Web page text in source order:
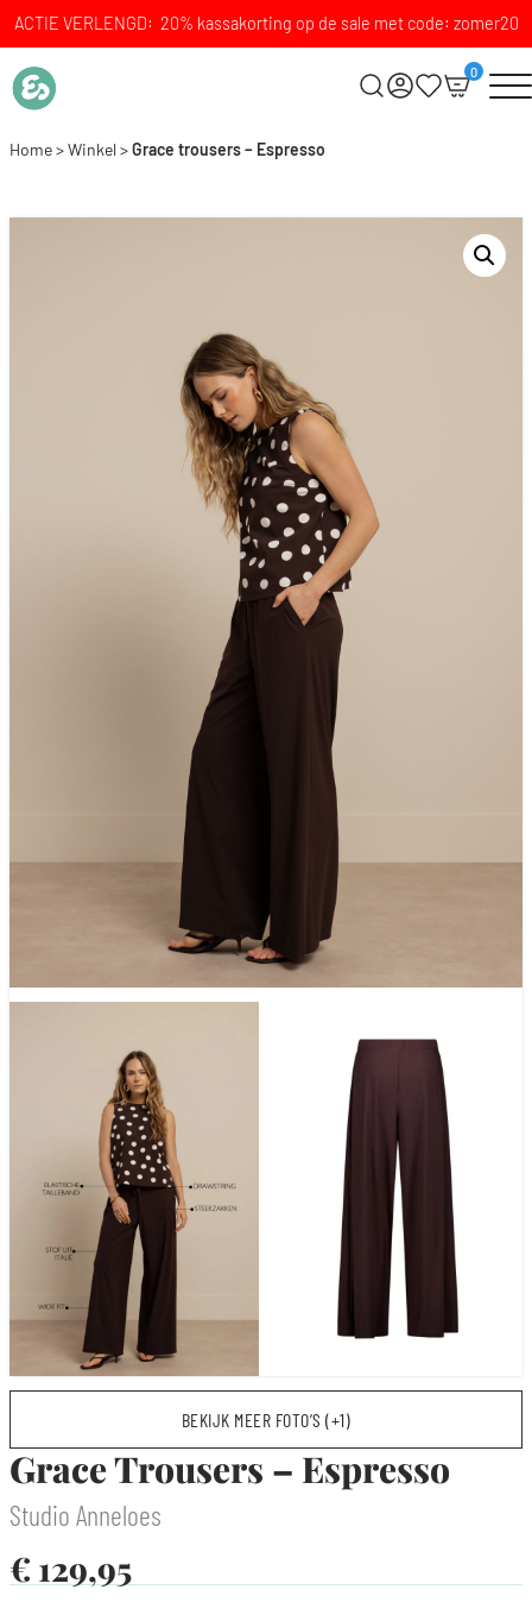
ACTIE VERLENGD: 20% kassakorting op de sale met code: zomer20
0
Home>Winkel>Grace trousers – Espresso
BEKIJK MEER FOTO’S (+1)
Grace Trousers – Espresso
Studio Anneloes
€ 129,95